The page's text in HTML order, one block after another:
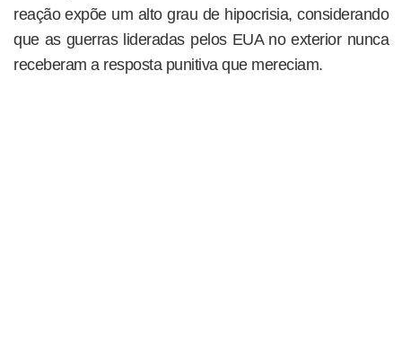
reação expõe um alto grau de hipocrisia, considerando
que as guerras lideradas pelos EUA no exterior nunca
receberam a resposta punitiva que mereciam.